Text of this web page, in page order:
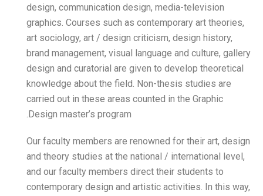
design, communication
graphics. Courses such
art sociology, art / design
brand management,
design and curatorial are
knowledge about the
carried out in these areas
Our faculty members are
and theory studies at the
and our faculty members
contemporary design and